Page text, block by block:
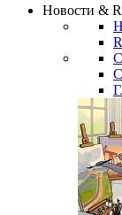
Новости &